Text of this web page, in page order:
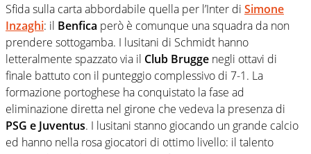
Sfida sulla carta abbordabile quella per l’Inter di Simone
Inzaghi: il Benfica però è comunque una squadra da non
prendere sottogamba. I lusitani di Schmidt hanno
letteralmente spazzato via il Club Brugge negli ottavi di
finale battuto con il punteggio complessivo di 7-1. La
formazione portoghese ha conquistato la fase ad
eliminazione diretta nel girone che vedeva la presenza di
PSG e Juventus. I lusitani stanno giocando un grande calcio
ed hanno nella rosa giocatori di ottimo livello: il talento